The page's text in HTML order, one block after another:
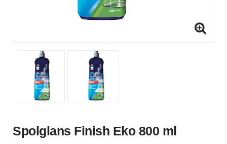
Spolglans Finish Eko 800 ml